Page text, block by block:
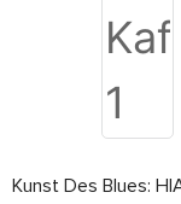
Kunst Des Blues: